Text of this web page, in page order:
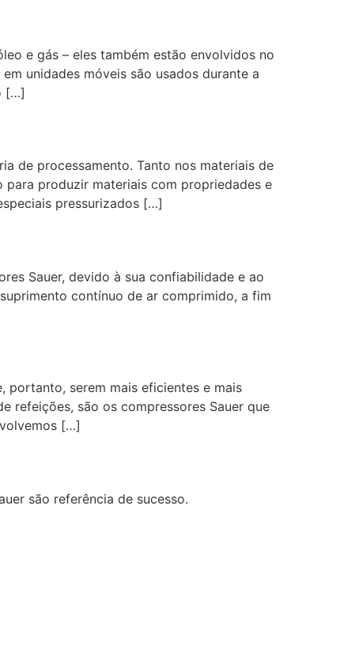
e gás – eles também estão envolvidos no
unidades móveis são usados ​​durante a
[…]
de processamento. Tanto nos materiais de
para produzir materiais com propriedades e
pressurizados […]
Sauer, devido à sua confiabilidade e ao
contínuo de ar comprimido, a fim
portanto, serem mais eficientes e mais
refeições, são os compressores Sauer que
[…]
são referência de sucesso.